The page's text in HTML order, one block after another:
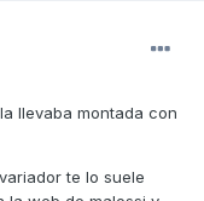
llevaba montada con
te lo suele